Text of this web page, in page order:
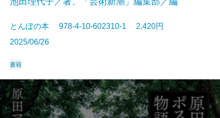
とんぼの本 978-4-10-602310-1 2,420円
2025/06/26
書籍